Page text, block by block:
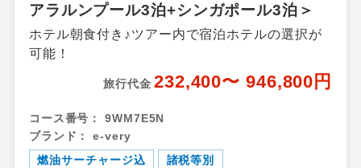
アラルンプール3泊+シンガポール3泊＞
ホテル朝食付き♪ツアー内で宿泊ホテルの選択が
可能！
旅行代金 232,400〜 946,800円
コース番号：
9WM7E5N
ブランド：
e-very
燃油サーチャージ込
諸税等別